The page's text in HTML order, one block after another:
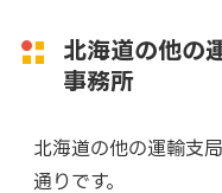
北海道の他の
事務所
北海道の他の運輸支
通りです。